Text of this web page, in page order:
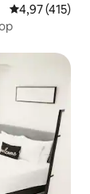
Средна
4,97 (415)